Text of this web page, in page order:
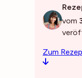
vom
Zum